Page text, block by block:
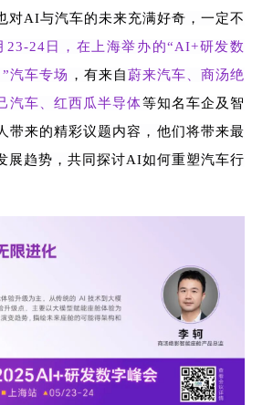
对AI与汽车的未来充满好奇，一定不
23-24日，在上海举办的“AI+研发数
”汽车专场 ，有来自蔚来汽车、商汤绝
汽车、 红西瓜半导体等知名车企及智
带来的精彩议题内容，他们将带来最
展趋势，共同探讨AI如何重塑汽车行